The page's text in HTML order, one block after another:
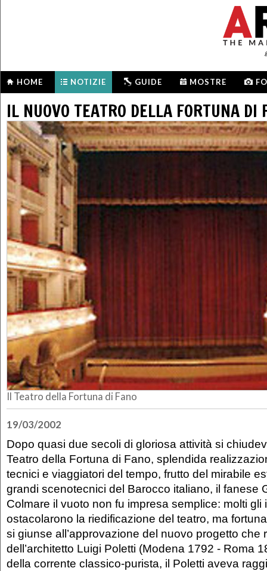
HOME NOTIZIE GUIDE MOSTRE
IL NUOVO TEATRO DELLA FORTUNA DI
Il Teatro della Fortuna di Fano
19/03/2002
Dopo quasi due secoli di gloriosa attività si
Teatro della Fortuna di Fano, splendida
tecnici e viaggiatori del tempo, frutto del mirabile
grandi scenotecnici del Barocco italiano, il fanese
Colmare il vuoto non fu impresa semplice: molti gli
ostacolarono la riedificazione del teatro, ma
si giunse all’approvazione del nuovo progetto che
dell’architetto Luigi Poletti (Modena 1792 - Roma
della corrente classico-purista, il Poletti aveva